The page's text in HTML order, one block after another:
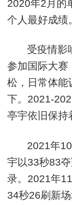
2020年2月的
个人最好成绩
受疫情影
参加国际大赛
松，日常体能
下。2021-
亭宇依旧保持
2021年
宇以33秒83
录。2021年
34秒26刷新